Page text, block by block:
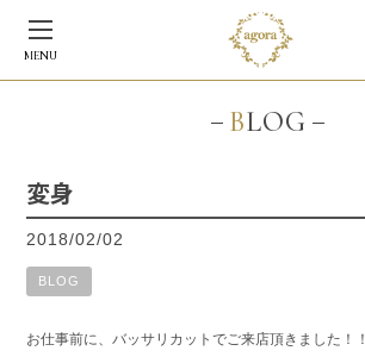
MENU
BLOG
変身
2018/02/02
BLOG
お仕事前に、バッサリカットでご来店頂きました！！